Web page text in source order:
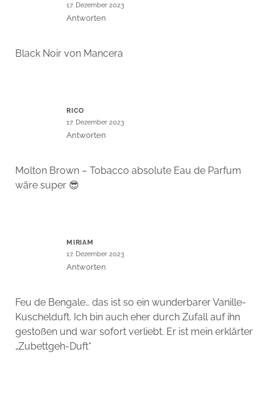
17. Dezember 2023
Antworten
Black Noir von Mancera
RICO
17. Dezember 2023
Antworten
Molton Brown – Tobacco absolute Eau de Parfum
wäre super 😎
MIRIAM
17. Dezember 2023
Antworten
Feu de Bengale… das ist so ein wunderbarer Vanille-
Kuschelduft. Ich bin auch eher durch Zufall auf ihn
gestoßen und war sofort verliebt. Er ist mein erklärter
„Zubettgeh-Duft“